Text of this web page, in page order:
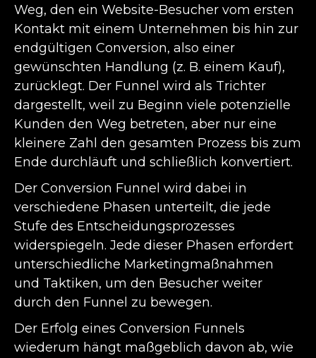
Weg, den ein Website-Besucher vom ersten
Kontakt mit einem Unternehmen bis hin zur
endgültigen Conversion, also einer
gewünschten Handlung (z. B. einem Kauf),
zurücklegt. Der Funnel wird als Trichter
dargestellt, weil zu Beginn viele potenzielle
Kunden den Weg betreten, aber nur eine
kleinere Zahl den gesamten Prozess bis zum
Ende durchläuft und schließlich konvertiert.
Der Conversion Funnel wird dabei in
verschiedene Phasen unterteilt, die jede
Stufe des Entscheidungsprozesses
widerspiegeln. Jede dieser Phasen erfordert
unterschiedliche Marketingmaßnahmen
und Taktiken, um den Besucher weiter
durch den Funnel zu bewegen.
Der Erfolg eines Conversion Funnels
wiederum hängt maßgeblich davon ab, wie